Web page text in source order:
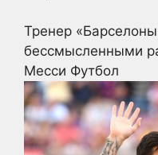
Тренер
бессмысленными
Месси Футбол